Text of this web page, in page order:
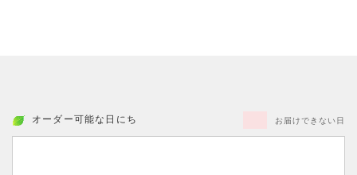
オーダー可能な日にち お届けできない日